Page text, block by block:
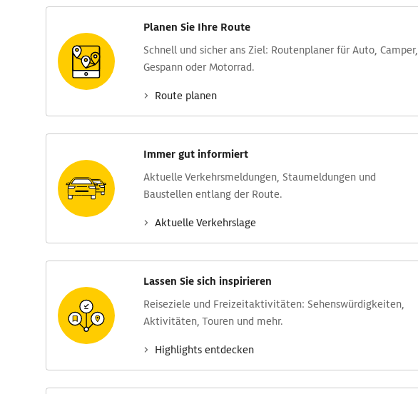
Planen Sie Ihre Route
Schnell und sicher ans Ziel: Routen­planer für Auto, Camper,
Gespann oder Motorrad.
Route planen
Immer gut informiert
Aktuelle Verkehrs­meldungen, Stau­meldungen und
Baustellen entlang der Route.
Aktuelle Verkehrs­lage
Lassen Sie sich inspirieren
Reise­ziele und Freizeit­aktivitäten: Sehens­würdig­keiten,
Aktivitäten, Touren und mehr.
Highlights entdecken